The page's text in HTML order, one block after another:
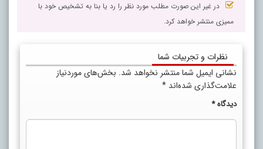
در غیر این صورت مطلب مورد نظر را رد یا بنا به تشخیص خود با
ممیزی منتشر خواهد کرد.
نظرات و تجربیات شما
نشانی ایمیل شما منتشر نخواهد شد. بخش‌های موردنیاز
علامت‌گذاری شده‌اند *
دیدگاه*